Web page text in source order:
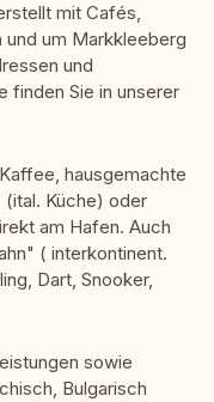
mit Cafés,
und um Markkleeberg
und
finden Sie in unserer
hausgemachte
(ital. Küche) oder
am Hafen. Auch
( interkontinent.
Dart, Snooker,
sowie
Bulgarisch